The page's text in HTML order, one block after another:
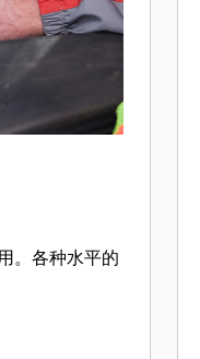
。各种水平的